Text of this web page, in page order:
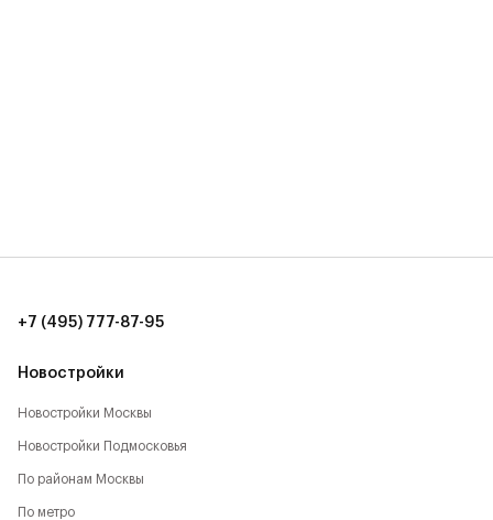
Новостройки
Новостройки Москвы
Новостройки Подмосковья
По районам Москвы
По метро
+7 (495) 777-87-95